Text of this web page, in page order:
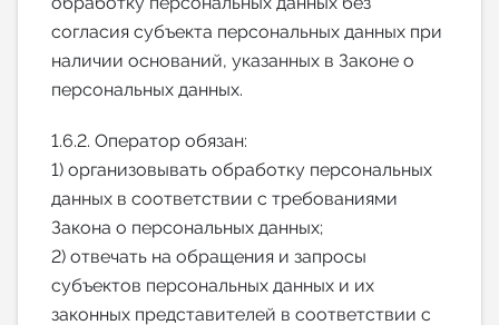
согласия субъекта персональных данных при
наличии оснований, указанных в Законе о
персональных данных.
1.6.2. Оператор обязан:
1) организовывать обработку персональных
данных в соответствии с требованиями
Закона о персональных данных;
2) отвечать на обращения и запросы
субъектов персональных данных и их
законных представителей в соответствии с